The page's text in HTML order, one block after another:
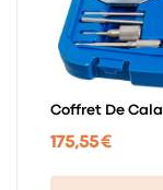
Coffret De
175,55 €